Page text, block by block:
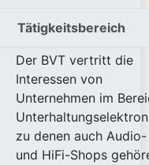
Tätigkeitsbereich
Der BVT vertritt die
Interessen von
Unternehmen im
zu denen auch Audio-
und HiFi-Shops